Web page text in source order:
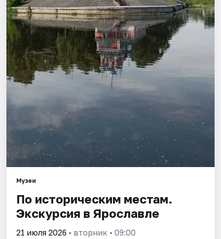
Площадки
Артисты
Рейтинги
Музеи
По историческим местам.
Экскурсия в Ярославле
21 июля 2026 • вторник • 09:00